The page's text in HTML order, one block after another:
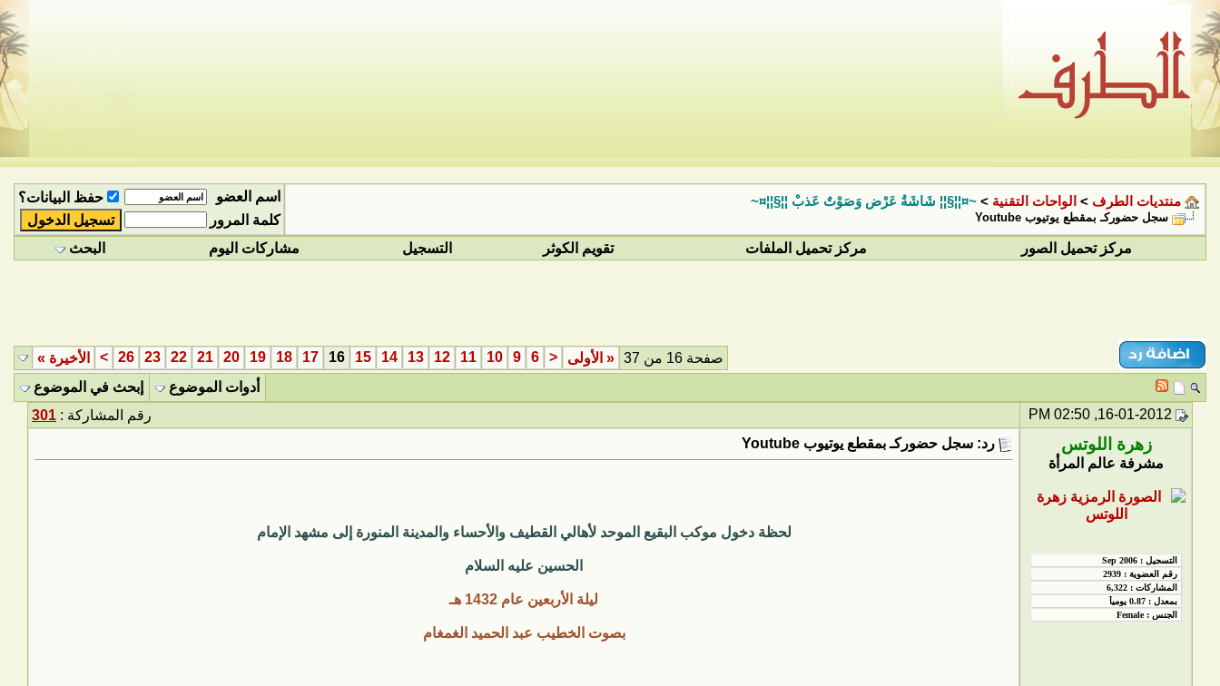
منتديات الطرف > الواحات التقنية > ~¤¦¦§¦¦ شَاشَةُ عَرْض وَصَوْتٌ عَذبْ ¦¦§¦¦¤~
سجل حضوركـ بمقطع يوتيوب Youtube
اسم العضو
حفظ البيانات؟
كلمة المرور
مركز تحميل الصور
مركز تحميل الملفات تقويم الكوثر التسجيل مشاركات اليوم البحث
صفحة 16 من 37 « الأولى <
6
9
10
11
12
13
14
15
16
17
18
19
20
21
22
23
26
> الأخيرة »
أدوات الموضوع
إبحث في الموضوع
رقم المشاركة : 301
زهرة اللوتس
مشرفة عالم المرأة
رد: سجل حضوركـ بمقطع يوتيوب Youtube
لحظة دخول موكب البقيع الموحد لأهالي القطيف والأحساء والمدينة المنورة إلى مشهد الإمام
الحسين عليه السلام
ليلة الأربعين عام 1432 هـ
بصوت الخطيب عبد الحميد الغمغام